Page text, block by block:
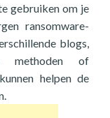
gebruiken om je
ransomware-
blogs,
methoden of
helpen de